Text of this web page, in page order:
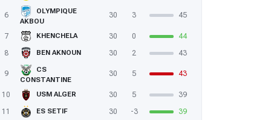
6
OLYMPIQUE
AKBOU
30 3 45
7 KHENCHELA 30 0
44
8
BEN AKNOUN 30 2 43
9
CS
CONSTANTINE
30 5 43
10 USM ALGER 30 5
39
11
ES SETIF 30 -3
39